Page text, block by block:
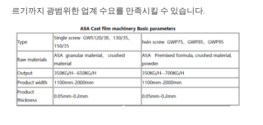
르기까지 광범위한 업계 수요를 만족시킬 수 있습니다.